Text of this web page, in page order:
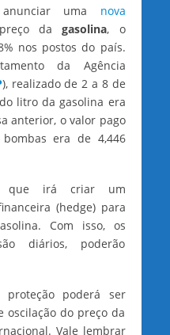
uma nova
dagasolina, o
nos postos do país.
da Agência
), realizado de 2 a 8 de
litro da gasolina era
anterior, o valor pago
era de 4,446
que irá criar um
(hedge) para
Com isso, os
diários, poderão
proteção poderá ser
oscilação do preço da
Vale lembrar